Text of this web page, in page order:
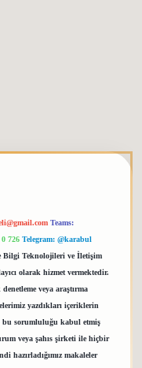
Teams:
726 Telegram: @karabul
Bilgi Teknolojileri ve İletişim
olarak hizmet vermektedir.
veya araştırma
yazdıkları içeriklerin
bu sorumluluğu kabul etmiş
veya şahıs şirketi ile hiçbir
hazırladığımız makaleler